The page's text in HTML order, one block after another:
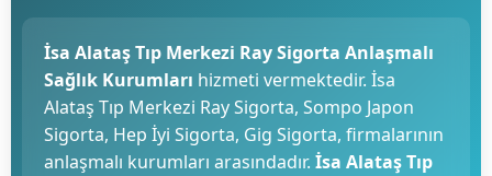
İsa Alataş Tıp Merkezi Ray Sigorta Anlaşmalı
Sağlık Kurumları hizmeti vermektedir. İsa
Alataş Tıp Merkezi Ray Sigorta, Sompo Japon
Sigorta, Hep İyi Sigorta, Gig Sigorta, firmalarının
anlaşmalı kurumları arasındadır. İsa Alataş Tıp